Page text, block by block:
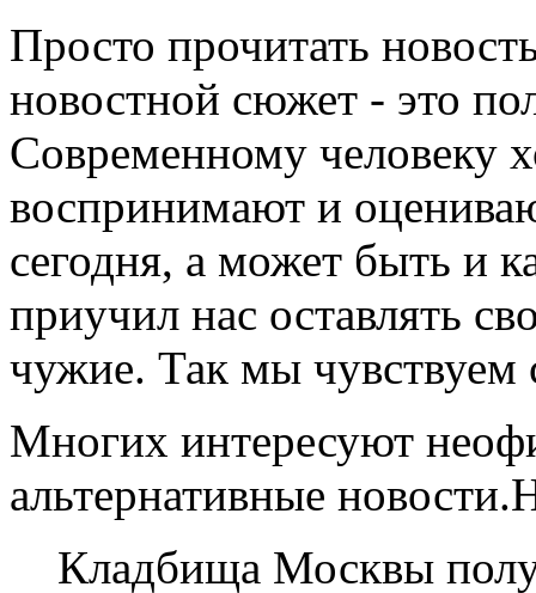
Просто прочитать
новостной сюжет - это
Современному человеку
воспринимают и
сегодня, а может быть и
приучил нас оставлять
чужие. Так мы чувствуем
Многих интересуют
альтернативные
Кладбища Москвы